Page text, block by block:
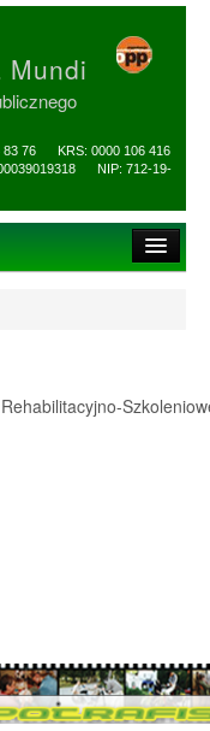
Mundi
83 76 KRS: 0000 106 416
NIP: 712-19-